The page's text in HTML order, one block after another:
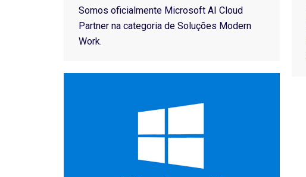
Somos oficialmente Microsoft AI Cloud
Partner na categoria de Soluções Modern
Work.